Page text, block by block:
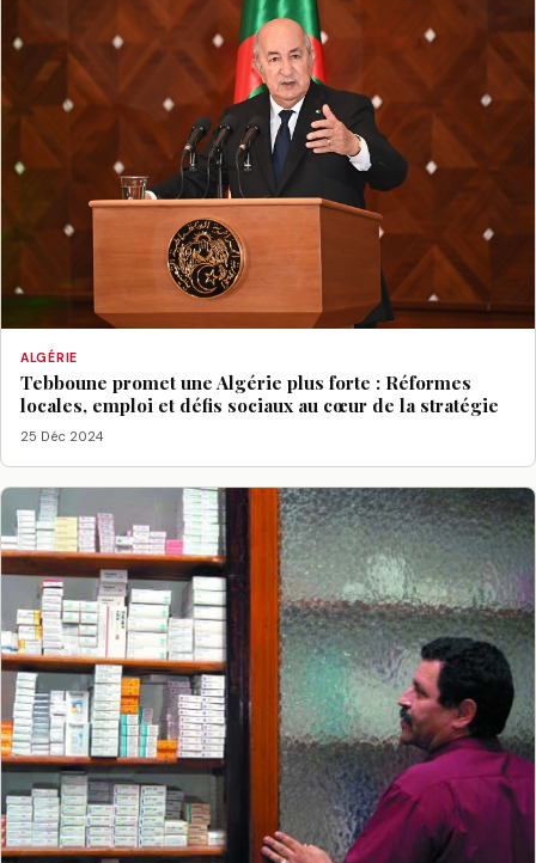
ALGÉRIE
Tebboune promet une Algérie plus forte : Réformes
locales, emploi et défis sociaux au cœur de la stratégie
25 Déc 2024